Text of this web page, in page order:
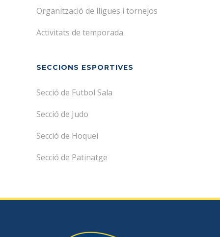
Organització de lligues i tornejos
Activitats de temporada
SECCIONS ESPORTIVES
Secció de Futbol Sala
Secció de Judo
Secció de Hoquei
Secció de Patinatge